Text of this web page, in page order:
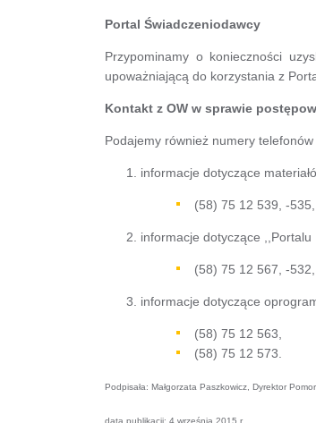
Portal Świadczeniodawcy
Przypominamy o konieczności
upoważniającą do korzystania z
Kontakt z OW w sprawie
Podajemy również numery
informacje dotyczące
(58) 75 12 539, -535,
informacje dotyczące ,,Portalu
(58) 75 12 567, -
informacje dotyczące
(58) 75 12 563,
(58) 75 12 573.
Podpisała: Małgorzata Paszkowicz, Dyrektor
data publikacji: 4 września 2015 r.